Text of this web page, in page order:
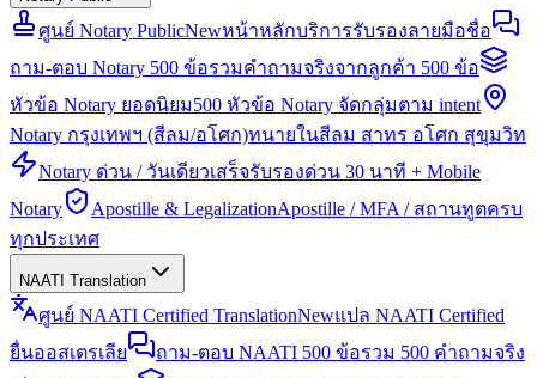
ศูนย์ Notary PublicNewหน้าหลักบริการรับรองลายมือชื่อ
ถาม-ตอบ Notary 500 ข้อรวมคำถามจริงจากลูกค้า 500 ข้อ
หัวข้อ Notary ยอดนิยม500 หัวข้อ Notary จัดกลุ่มตาม intent
Notary กรุงเทพฯ (สีลม/อโศก)ทนายในสีลม สาทร อโศก สุขุมวิท
Notary ด่วน / วันเดียวเสร็จรับรองด่วน 30 นาที + Mobile
Notary
Apostille & LegalizationApostille / MFA / สถานทูตครบ
ทุกประเทศ
NAATI Translation
ศูนย์ NAATI Certified TranslationNewแปล NAATI Certified
ยื่นออสเตรเลีย
ถาม-ตอบ NAATI 500 ข้อรวม 500 คำถามจริง